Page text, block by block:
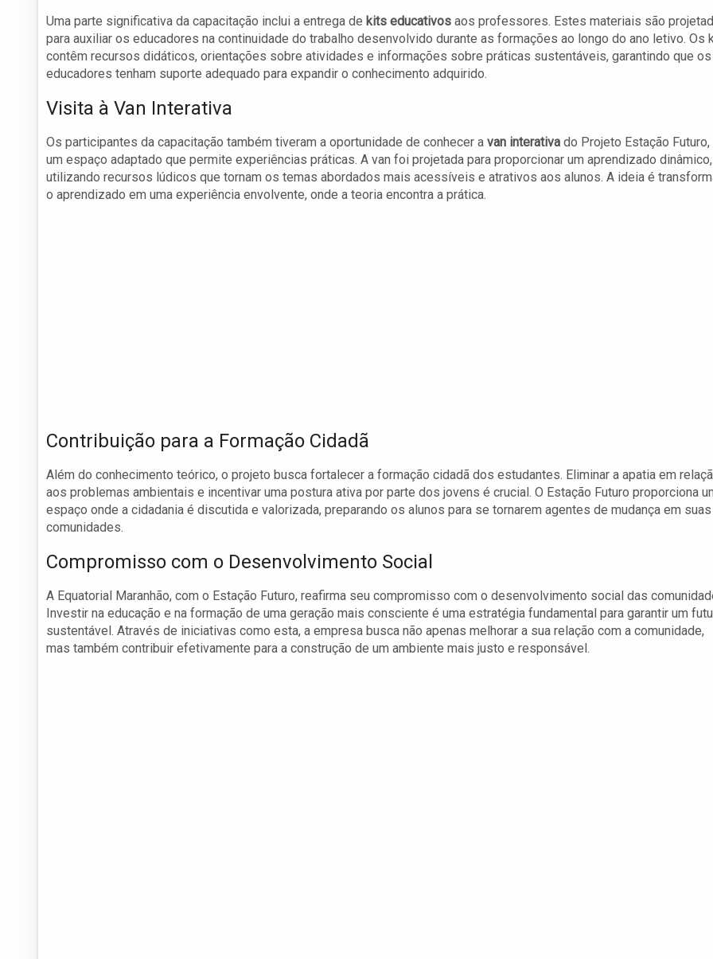
Uma parte significativa da capacitação inclui a entrega de kits educativos aos professores. Estes materiais são
para auxiliar os educadores na continuidade do trabalho desenvolvido durante as formações ao longo do ano letivo. Os
contêm recursos didáticos, orientações sobre atividades e informações sobre práticas sustentáveis, garantindo que os
educadores tenham suporte adequado para expandir o conhecimento adquirido.
Visita à Van Interativa
Os participantes da capacitação também tiveram a oportunidade de conhecer a van interativa do Projeto Estação Futuro,
um espaço adaptado que permite experiências práticas. A van foi projetada para proporcionar um aprendizado dinâmico,
utilizando recursos lúdicos que tornam os temas abordados mais acessíveis e atrativos aos alunos. A ideia é
o aprendizado em uma experiência envolvente, onde a teoria encontra a prática.
Contribuição para a Formação Cidadã
Além do conhecimento teórico, o projeto busca fortalecer a formação cidadã dos estudantes. Eliminar a apatia em
aos problemas ambientais e incentivar uma postura ativa por parte dos jovens é crucial. O Estação Futuro proporciona
espaço onde a cidadania é discutida e valorizada, preparando os alunos para se tornarem agentes de mudança em suas
comunidades.
Compromisso com o Desenvolvimento Social
A Equatorial Maranhão, com o Estação Futuro, reafirma seu compromisso com o desenvolvimento social das
Investir na educação e na formação de uma geração mais consciente é uma estratégia fundamental para garantir um
sustentável. Através de iniciativas como esta, a empresa busca não apenas melhorar a sua relação com a comunidade,
mas também contribuir efetivamente para a construção de um ambiente mais justo e responsável.